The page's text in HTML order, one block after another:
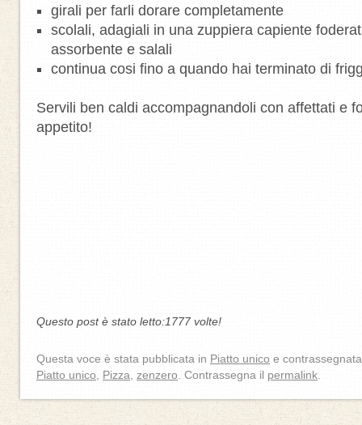
girali per farli dorare completamente
scolali, adagiali in una zuppiera capiente
assorbente e salali
continua cosi fino a quando hai terminato di
Servili ben caldi accompagnandoli con affettati e
appetito!
Questo post è stato letto:1777 volte!
Questa voce è stata pubblicata in Piatto unico e
Piatto unico
Pizza zenzero . Contrassegna il permalink